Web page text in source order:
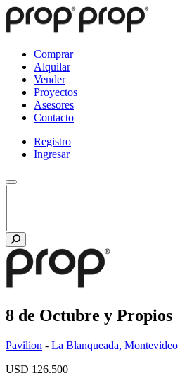
Comprar
Alquilar
Vender
Proyectos
Asesores
Contacto
Registro
Ingresar
8 de Octubre y Propios
Pavilion - La Blanqueada, Montevideo
USD 126.500